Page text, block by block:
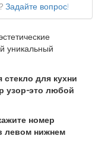
Задайте вопрос!
уникальный
для кухни
узор-это любой
номер
левом нижнем